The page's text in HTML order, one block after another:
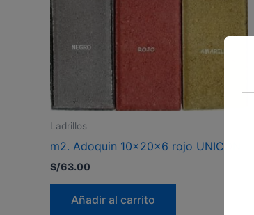
Ladrillos
m2. Adoquin 10x20x6 rojo UNICON
S/63.00
Añadir al carrito